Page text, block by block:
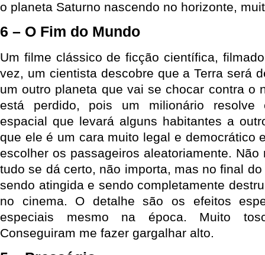
o planeta Saturno nascendo no horizonte,
6 – O Fim do Mundo
Um filme clássico de ficção científica,
vez, um cientista descobre que a Terra será
um outro planeta que vai se chocar contra o
está perdido, pois um milionário resolve
espacial que levará alguns habitantes a
que ele é um cara muito legal e democrático
escolher os passageiros aleatoriamente.
tudo se dá certo, não importa, mas no final
sendo atingida e sendo completamente
no cinema. O detalhe são os efeitos
especiais mesmo na época. Muito
Conseguiram me fazer gargalhar alto.